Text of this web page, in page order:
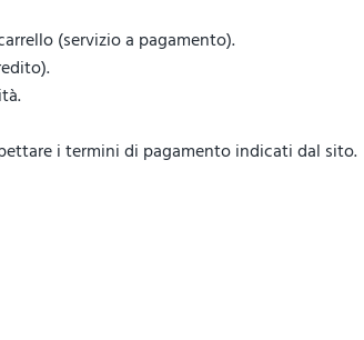
(servizio a pagamento).
i termini di pagamento indicati dal sito.